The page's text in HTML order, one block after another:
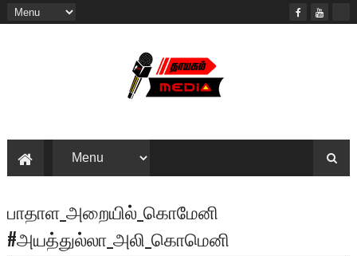
பாதாள_அறையில்_கொமேனி
#அயத்துல்லா_அலி_கொமெனி